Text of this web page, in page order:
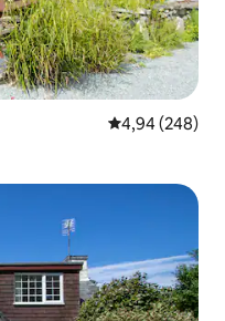
Évaluation
4,94 (248)